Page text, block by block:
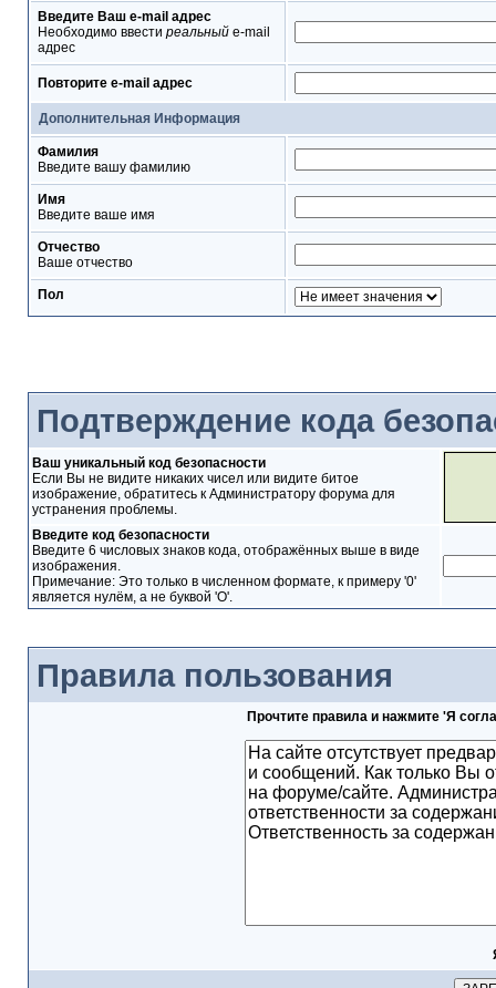
Введите Ваш e-mail адрес
Необходимо ввести реальныйe-mail
адрес
Повторите e-mail адрес
Дополнительная Информация
Фамилия
Введите вашу фамилию
Имя
Введите ваше имя
Отчество
Ваше отчество
Пол
Подтверждение кода
Ваш уникальный код безопасности
Если Вы не видите никаких чисел или видите битое
изображение, обратитесь к Администратору форума для
устранения проблемы.
Введите код безопасности
Введите 6 числовых знаков кода, отображённых выше в виде
изображения.
Примечание: Это только в численном формате, к примеру '0'
является нулём, а не буквой 'O'.
Правила пользования
Прочтите правила и нажмите 'Я